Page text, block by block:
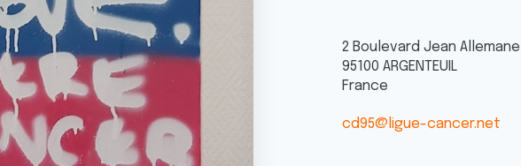
2 Boulevard Jean Allemane
95100 ARGENTEUIL
France
cd95@ligue-cancer.net